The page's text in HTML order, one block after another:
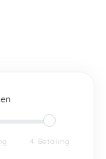
4. Betaling